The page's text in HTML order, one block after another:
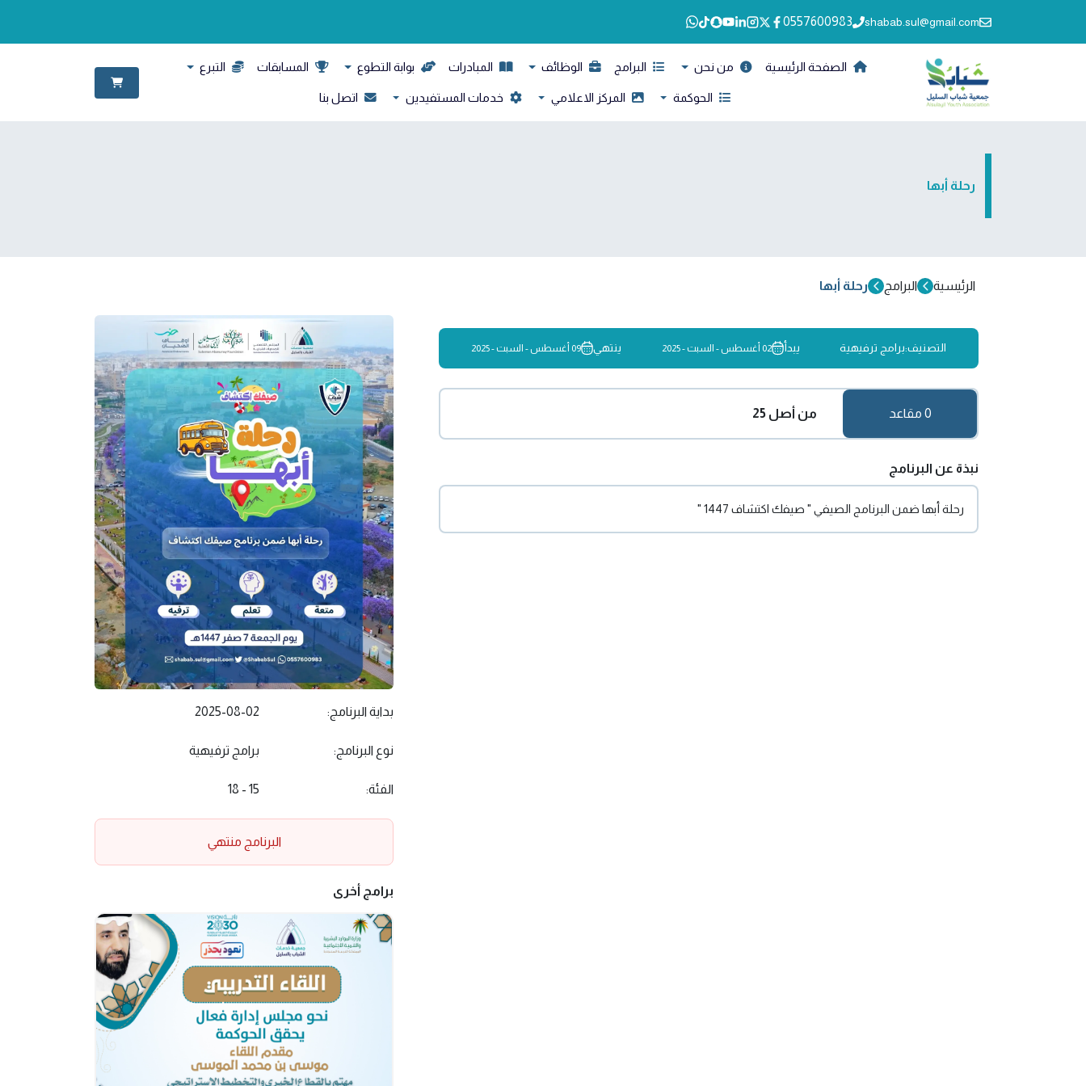
shabab.sul@gmail.com
0557600983
الصفحة الرئيسية من نحن البرامج الوظائف المبادرات بوابة التطوع المسابقات التبرع
الحوكمة المركز الاعلامي خدمات المستفيدين اتصل بنا
رحلة أبها
الرئيسية البرامج رحلة أبها
التصنيف:برامج ترفيهية يبدأ 02 أغسطس - السبت - 2025 ينتهي 09 أغسطس - السبت - 2025
0 مقاعد من أصل 25
نبذة عن البرنامج
رحلة أبها ضمن البرنامج الصيفي " صيفك اكتشاف 1447 "
بداية البرنامج: 2025-08-02
نوع البرنامج: برامج ترفيهية
الفئة: 15 - 18
البرنامج منتهي
برامج أخرى